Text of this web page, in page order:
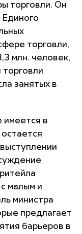
торговли. Он
Единого
торговли,
млн. человек,
торговли
занятых в
имеется в
малым и
министра
предлагает
барьеров в